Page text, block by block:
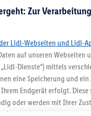
Zur
Lidl-Webseiten und Lidl-
auf unseren Webseiten
Dienste“) mittels
eine Speicherung und
Endgerät erfolgt. Diese
oder werden mit Ihrer
(u.a.